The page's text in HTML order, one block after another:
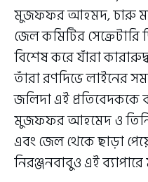
মুজফফর আহমদ, চারু
জেল কমিটির
বিশেষ করে যাঁরা
তাঁরা রণদিভে লাইনের
জলিদা এই প্রতিবেদককে
মুজফফর আহমেদ ও তিনি,
এবং জেল থেকে ছাড়া
নিরঞ্জনবাবুও এই